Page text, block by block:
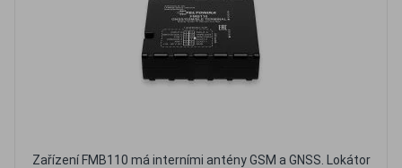
Zařízení FMB110 má interními antény GSM a GNSS. Lokátor